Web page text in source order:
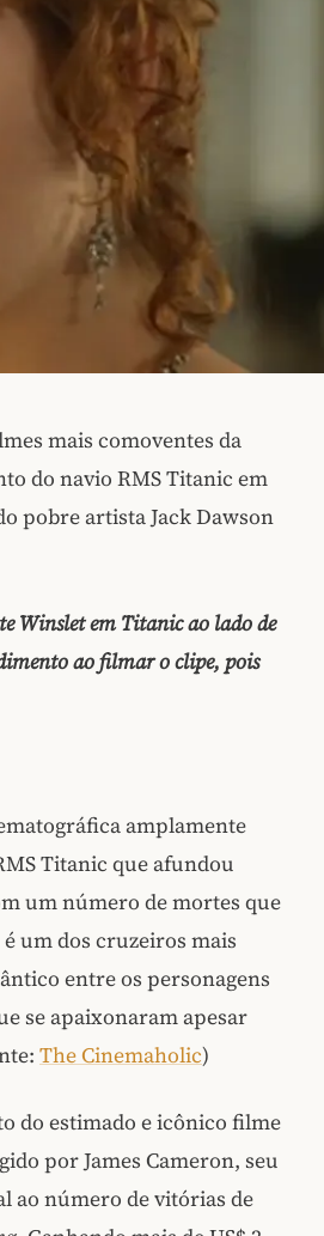
mais comoventes da
do navio RMS Titanic em
pobre artista Jack Dawson
Winslet em Titanic ao lado de
ao filmar o clipe, pois
amplamente
Titanic que afundou
um número de mortes que
um dos cruzeiros mais
entre os personagens
se apaixonaram apesar
The Cinemaholic)
do estimado e icônico filme
por James Cameron, seu
ao número de vitórias de